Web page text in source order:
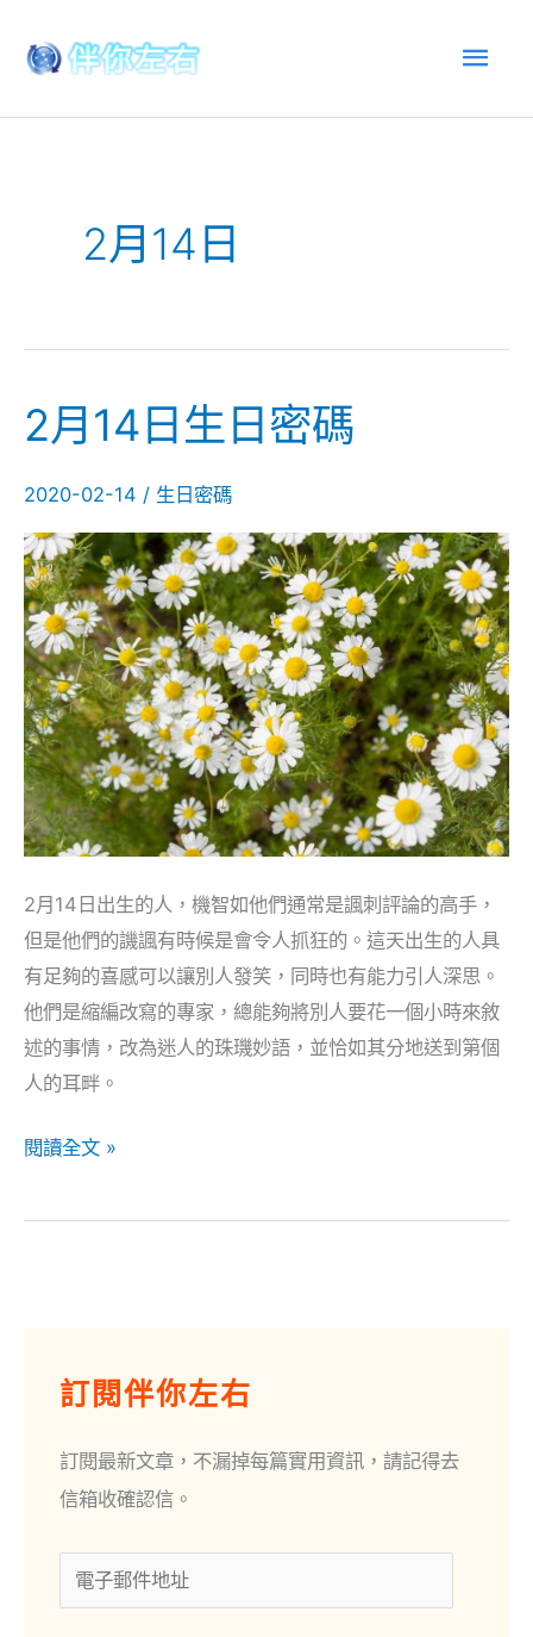
容
主
選
2月14日
2月14日生日密碼
2020-02-14 / 生日密碼
2月14日出生的人，機智如他們通常是諷刺評論的高手，
但是他們的譏諷有時候是會令人抓狂的。這天出生的人具
有足夠的喜感可以讓別人發笑，同時也有能力引人深思。
他們是縮編改寫的專家，總能夠將別人要花一個小時來敘
述的事情，改為迷人的珠璣妙語，並恰如其分地送到第個
人的耳畔。
2
14
生
日
密
碼
閱讀全文 »
訂閱伴你左右
訂閱最新文章，不漏掉每篇實用資訊，請記得去
信箱收確認信。
子
件
地